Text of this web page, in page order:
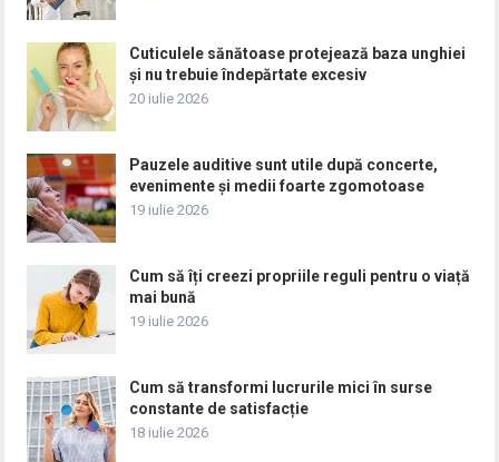
Cuticulele sănătoase protejează baza unghiei
și nu trebuie îndepărtate excesiv
20 iulie 2026
Pauzele auditive sunt utile după concerte,
evenimente și medii foarte zgomotoase
19 iulie 2026
Cum să îți creezi propriile reguli pentru o viață
mai bună
19 iulie 2026
Cum să transformi lucrurile mici în surse
constante de satisfacție
18 iulie 2026